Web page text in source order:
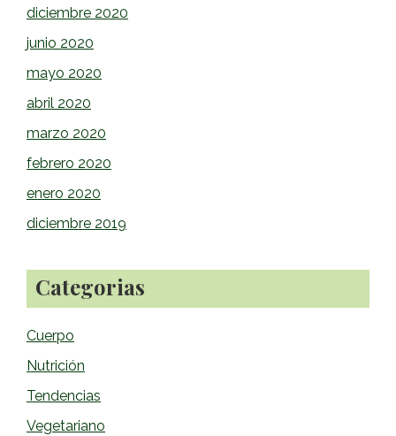
diciembre 2020
junio 2020
mayo 2020
abril 2020
marzo 2020
febrero 2020
enero 2020
diciembre 2019
Categorias
Cuerpo
Nutrición
Tendencias
Vegetariano